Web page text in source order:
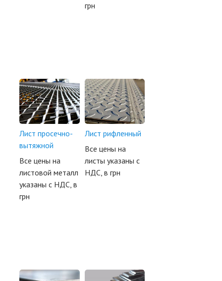
грн
Лист просечно-
вытяжной
Все цены на
листовой металл
указаны с НДС, в
грн
Лист рифленный
Все цены на
листы указаны с
НДС, в грн